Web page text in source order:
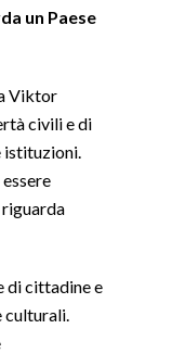
un Paese
Viktor
civili e di
istituzioni.
riguarda
di cittadine e
culturali.